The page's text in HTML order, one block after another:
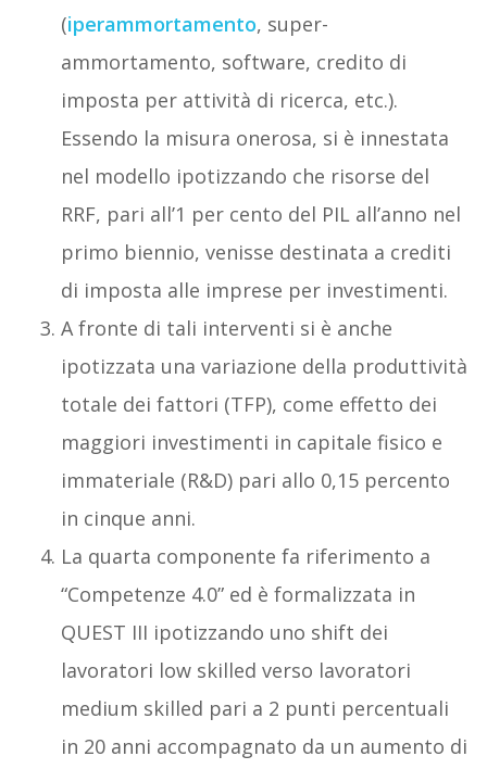
(iperammortamento, super-
ammortamento, software, credito di
imposta per attività di ricerca, etc.).
Essendo la misura onerosa, si è innestata
nel modello ipotizzando che risorse del
RRF, pari all’1 per cento del PIL all’anno nel
primo biennio, venisse destinata a crediti
di imposta alle imprese per investimenti.
A fronte di tali interventi si è anche
ipotizzata una variazione della produttività
totale dei fattori (TFP), come effetto dei
maggiori investimenti in capitale fisico e
immateriale (R&D) pari allo 0,15 percento
in cinque anni.
La quarta componente fa riferimento a
“Competenze 4.0” ed è formalizzata in
QUEST III ipotizzando uno shift dei
lavoratori low skilled verso lavoratori
medium skilled pari a 2 punti percentuali
in 20 anni accompagnato da un aumento di